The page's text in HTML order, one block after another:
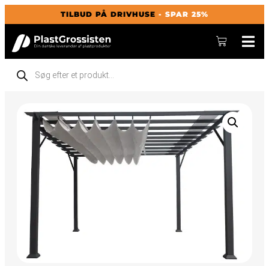
TILBUD PÅ DRIVHUSE - SPAR 25%